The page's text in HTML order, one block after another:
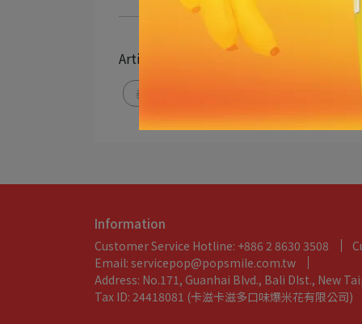
Article Collection 爆米花
義大世界美食
Information
Customer Service Hotline: +886 2 8630 3508
Email: servicepop@popsmile.com.tw
Address: No.171, Guanhai Blvd., Bali DIst., New
Tax ID: 24418081 (卡滋卡滋多口味爆米花有限公司)